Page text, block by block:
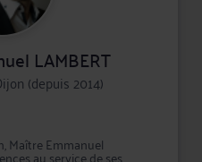
LAMBERT
(depuis 2014)
Maître Emmanuel
au service de ses